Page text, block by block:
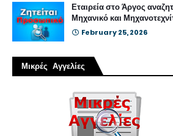
Εταιρεία στο Άργος
Μηχανικό και
February 25, 2026
Μικρές Αγγελίες